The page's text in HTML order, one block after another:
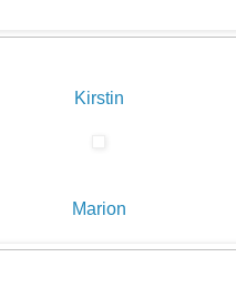
Kirstin
Marion